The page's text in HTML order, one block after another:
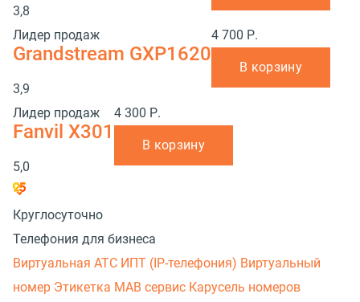
3,8
Лидер продаж
Grandstream GXP1620
3,9
4 700 Р.
В корзину
Лидер продаж
Fanvil X301
5,0
4 300 Р.
В корзину
Круглосуточно
Телефония для бизнеса
Виртуальная АТС ИПТ (IP-телефония) Виртуальный
номер Этикетка МАВ сервис Карусель номеров